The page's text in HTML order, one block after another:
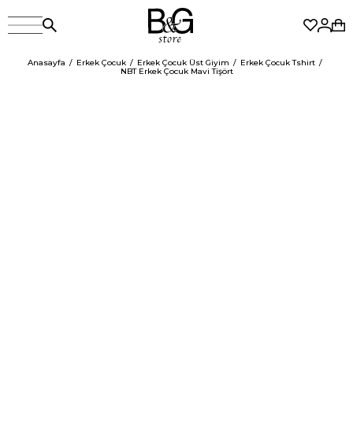
Anasayfa Erkek Çocuk Erkek Çocuk Üst Giyim
Erkek Çocuk Tshirt
NBT Erkek Çocuk Mavi Tişört